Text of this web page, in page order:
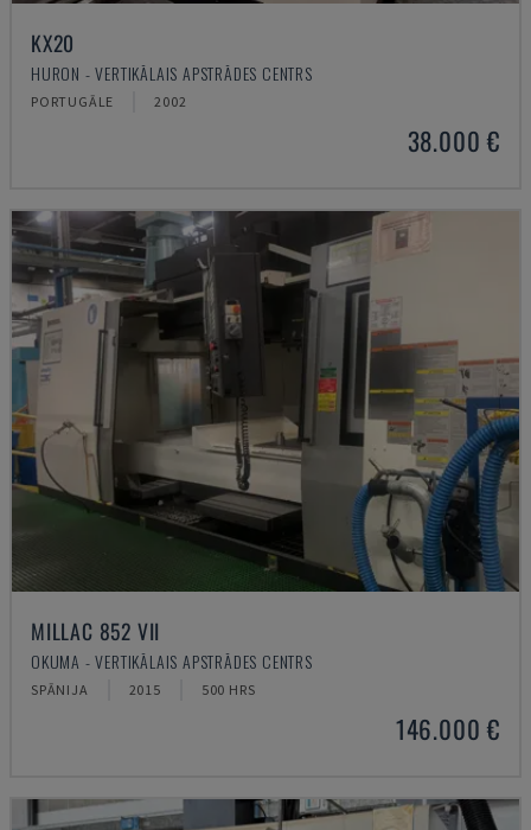
KX20
HURON - VERTIKĀLAIS APSTRĀDES CENTRS
PORTUGĀLE 2002
38.000 €
MILLAC 852 VII
OKUMA - VERTIKĀLAIS APSTRĀDES CENTRS
SPĀNIJA 2015 500 HRS
146.000 €